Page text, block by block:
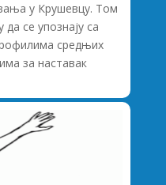
у Крушевцу. Том
се упознају са
средњих
за наставак